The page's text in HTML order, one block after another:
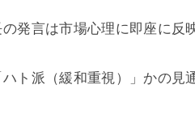
発言は市場心理に即座に反
ハト派（緩和重視）」かの見